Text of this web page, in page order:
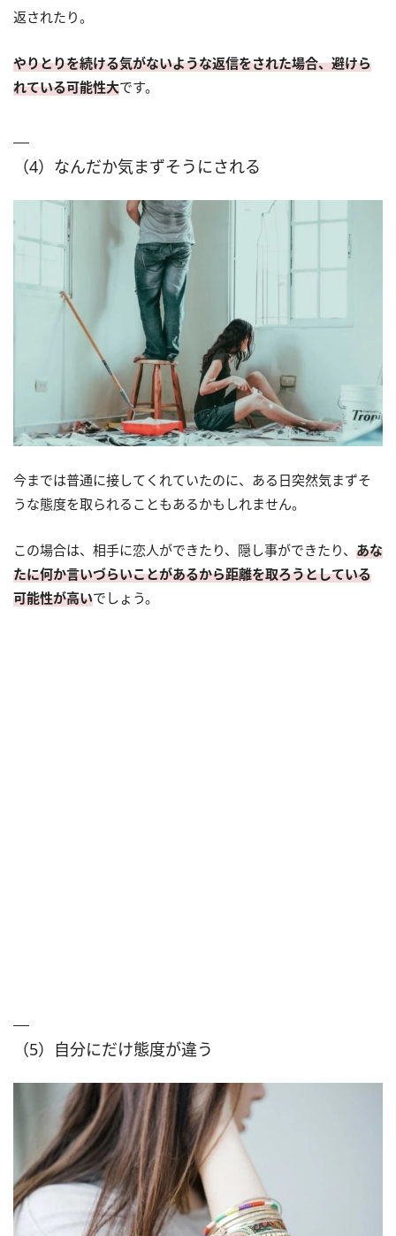
返されたり。
やりとりを続ける気がないような返信をされた場合、避けら
れている可能性大です。
（4）なんだか気まずそうにされる
今までは普通に接してくれていたのに、ある日突然気まずそ
うな態度を取られることもあるかもしれません。
この場合は、相手に恋人ができたり、隠し事ができたり、 あな
たに何か言いづらいことがあるから距離を取ろうとしている
可能性が高いでしょう。
（5）自分にだけ態度が違う